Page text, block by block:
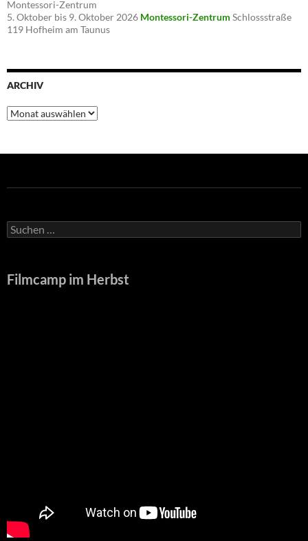
Montessori-Zentrum
5. Oktober bis 9. Oktober 2026 Montessori-Zentrum Schlossstraße
119 Hofheim am Taunus
ARCHIV
Archiv
Suche
nach:
Filmcamp im Herbst